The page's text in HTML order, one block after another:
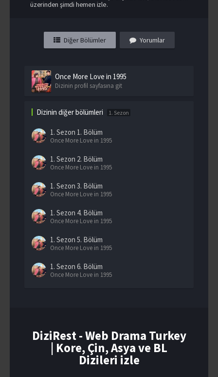
üzerinden şimdi hemen izle.
Diğer Bölümler Yorumlar
Once More Love in 1995
Dizinin profil sayfasına git
Dizinin diğer bölümleri 1. Sezon
1. Sezon 1. Bölüm
Once More Love in 1995
1. Sezon 2. Bölüm
Once More Love in 1995
1. Sezon 3. Bölüm
Once More Love in 1995
1. Sezon 4. Bölüm
Once More Love in 1995
1. Sezon 5. Bölüm
Once More Love in 1995
1. Sezon 6. Bölüm
Once More Love in 1995
1. Sezon9. Bölüm
Once More Love in 1995
DiziRest - Web Drama Turkey
| Kore, Çin, Asya ve BL
Dizileri izle